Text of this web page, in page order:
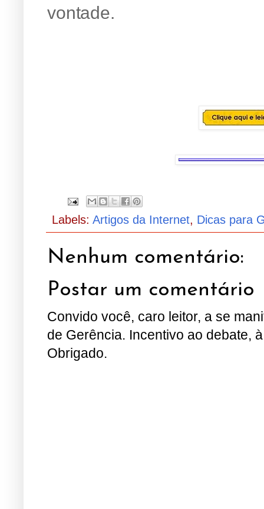
vontade.
Labels: Artigos da Internet, Dicas para
Nenhum comentário:
Postar um comentário
Convido você, caro leitor, a se
de Gerência. Incentivo ao debate,
Obrigado.